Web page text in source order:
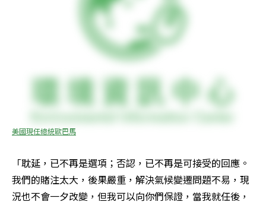
美國現任總統歐巴馬
「耽延，已不再是選項；否認，已不再是可接受的回應。
我們的賭注太大，後果嚴重，解決氣候變遷問題不易，現
況也不會一夕改變，但我可以向你們保證，當我就任後，